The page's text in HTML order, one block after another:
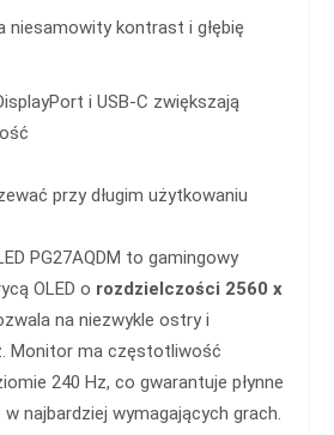
niesamowity kontrast i głębię
i USB-C zwiększają
przy długim użytkowaniu
PG27AQDM to gamingowy
OLED o rozdzielczości 2560 x
na niezwykle ostry i
Monitor ma częstotliwość
240 Hz, co gwarantuje płynne
najbardziej wymagających grach.